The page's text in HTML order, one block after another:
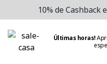
10% de Cashback
Últimas horas!